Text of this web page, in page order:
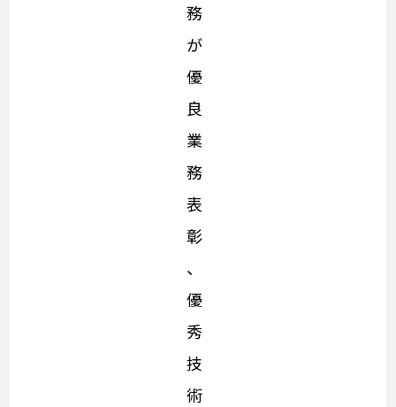
務
が
優
良
業
務
表
彰
、
優
秀
技
術